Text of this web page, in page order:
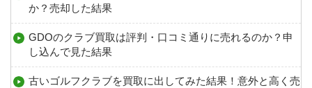
か？売却した結果
GDOのクラブ買取は評判・口コミ通りに売れるのか？申
し込んで見た結果
古いゴルフクラブを買取に出してみた結果！意外と高く売